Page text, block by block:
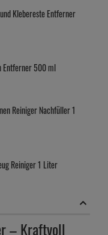
Klebereste Entferner
Entferner 500 ml
Reiniger Nachfüller 1
Reiniger 1 Liter
Stein Grundreiniger 1 Liter
– Kraftvoll